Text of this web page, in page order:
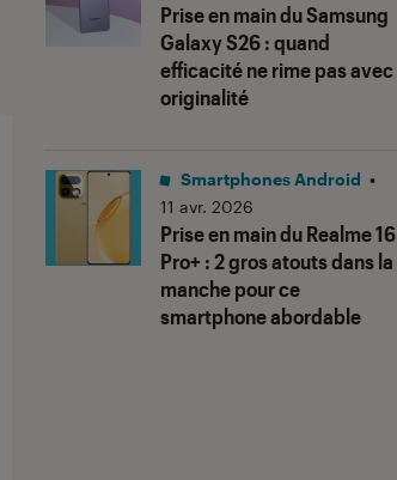
Prise en main du Samsung
Galaxy S26 : quand
efficacité ne rime pas avec
originalité
Prise en main du Realme 16
Pro+ : 2 gros atouts dans la
manche pour ce
smartphone abordable
Smartphones Android •
11 avr. 2026